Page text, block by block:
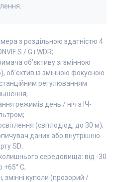
з роздільною здатністю 4
S / G і WDR;
об’єктиву зі змінною
об’єктив із змінною фокусною
регулюванням
режимів день / ніч з ІЧ-
(світлодіод, до 30 м);
даних або внутрішню
SD;
середовища: від -30
+65° C;
змінні куполи (прозорий /